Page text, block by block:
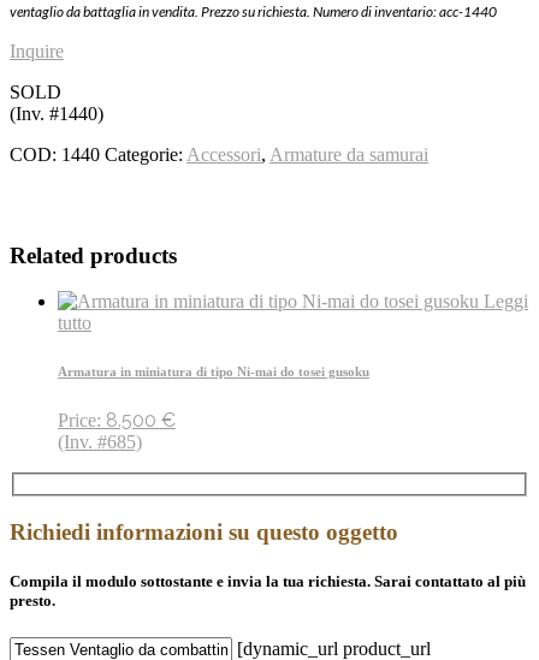
ventaglio da battaglia in vendita. Prezzo su richiesta. Numero di inventario: acc-1440
Inquire
SOLD
(Inv. #1440)
COD: 1440 Categorie: Accessori, Armature da samurai
Related products
Leggi
tutto
Armatura in miniatura di tipo Ni-mai do tosei gusoku
Price: 8.500 €
(Inv. #685)
Richiedi informazioni su questo oggetto
Compila il modulo sottostante e invia la tua richiesta. Sarai contattato al più
presto.
[dynamic_url product_url